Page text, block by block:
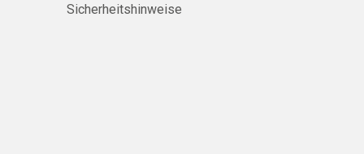
Sicherheitshinweise